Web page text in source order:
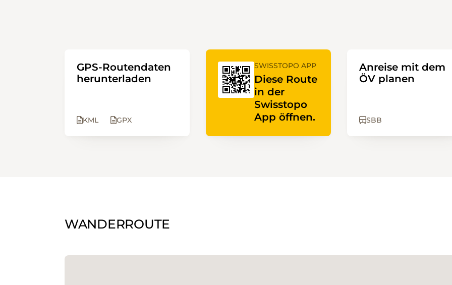
GPS-Routendaten
herunterladen
KML GPX
SWISSTOPO APP
Diese Route
in der
Swisstopo
App öffnen.
Anreise mit dem
ÖV planen
SBB
WANDERROUTE